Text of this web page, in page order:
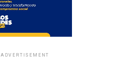
ADVERTISEMENT